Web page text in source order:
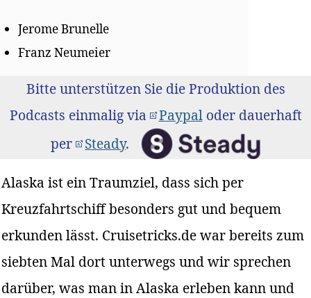
Jerome Brunelle
Franz Neumeier
Bitte unterstützen Sie die Produktion des
Podcasts einmalig via
Paypaloder dauerhaft
per Steady.
Alaska ist ein Traumziel, dass sich per
Kreuzfahrtschiff besonders gut und bequem
erkunden lässt. Cruisetricks.de war bereits zum
siebten Mal dort unterwegs und wir sprechen
darüber, was man in Alaska erleben kann und